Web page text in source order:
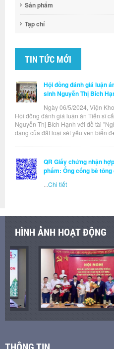
Sản phẩm
Tạp chí
TIN TỨC MỚI
Hội đồng đánh giá luận
sinh Nguyễn Thị Bích
Ngày 06/5/2024, Viện
Hội đồng đánh giá luận án Tiến sĩ
Nguyễn Thị Bích Hạnh với đề tài
dạng của đất loại sét yếu ven biển
QR Giấy chứng nhận
phẩm: Ống cống bê
Chi tiết
HÌNH ẢNH HOẠT ĐỘNG